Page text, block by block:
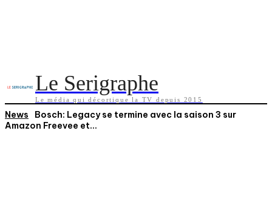
Le Serigraphe
Le média qui décortique la TV depuis 2015
News
Bosch: Legacy se termine avec la saison 3 sur
Amazon Freevee et...